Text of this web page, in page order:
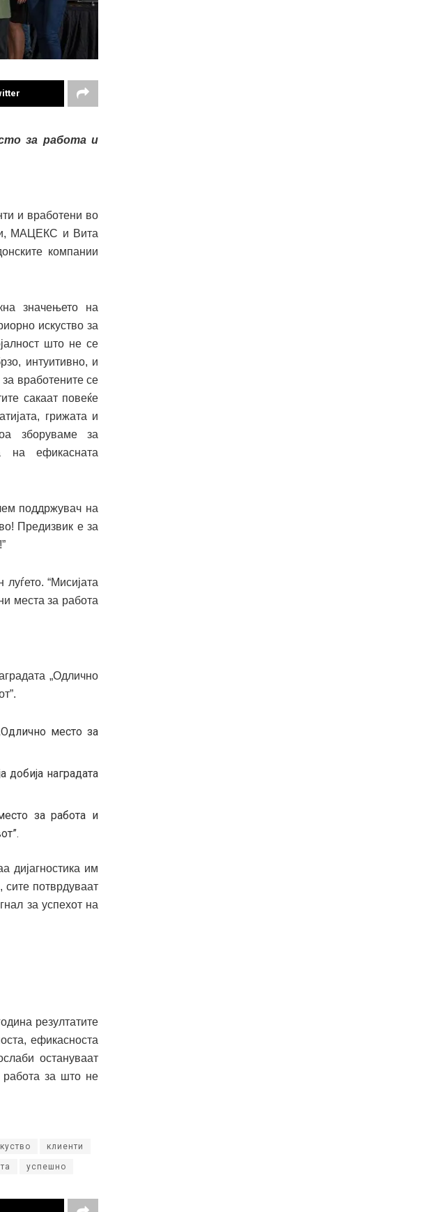
за работа и
и вработени во
МАЦЕКС и Вита
компании
значењето на
искуство за
што не се
интуитивно, и
вработените се
сакаат повеќе
грижата и
зборуваме за
на ефикасната
поддржувач на
Предизвик е за
“Мисијата
места за работа
„Одлично
место за
наградата
за работа и
дијагностика им
сите потврдуваат
за успехот на
резултатите
ефикасноста
остануваат
работа за што не
клиенти
успешно